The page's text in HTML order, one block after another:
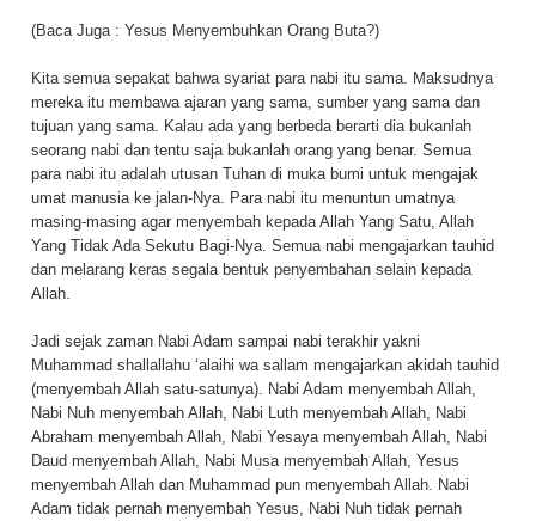
(Baca Juga : Yesus Menyembuhkan Orang Buta?)
Kita semua sepakat bahwa syariat para nabi itu sama. Maksudnya
mereka itu membawa ajaran yang sama, sumber yang sama dan
tujuan yang sama. Kalau ada yang berbeda berarti dia bukanlah
seorang nabi dan tentu saja bukanlah orang yang benar. Semua
para nabi itu adalah utusan Tuhan di muka bumi untuk mengajak
umat manusia ke jalan-Nya. Para nabi itu menuntun umatnya
masing-masing agar menyembah kepada Allah Yang Satu, Allah
Yang Tidak Ada Sekutu Bagi-Nya. Semua nabi mengajarkan tauhid
dan melarang keras segala bentuk penyembahan selain kepada
Allah.
Jadi sejak zaman Nabi Adam sampai nabi terakhir yakni
Muhammad shallallahu ‘alaihi wa sallam mengajarkan akidah tauhid
(menyembah Allah satu-satunya). Nabi Adam menyembah Allah,
Nabi Nuh menyembah Allah, Nabi Luth menyembah Allah, Nabi
Abraham menyembah Allah, Nabi Yesaya menyembah Allah, Nabi
Daud menyembah Allah, Nabi Musa menyembah Allah, Yesus
menyembah Allah dan Muhammad pun menyembah Allah. Nabi
Adam tidak pernah menyembah Yesus, Nabi Nuh tidak pernah